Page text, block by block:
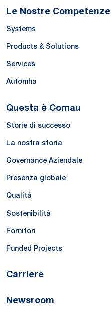
Le Nostre Competenze
Systems
Products & Solutions
Services
Automha
Questa è Comau
Storie di successo
La nostra storia
Governance Aziendale
Presenza globale
Qualità
Sostenibilità
Fornitori
Funded Projects
Carriere
Newsroom